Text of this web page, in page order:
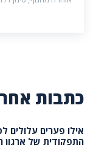
כתבות
אילו פערים עלולים
התפקודית של ארגון